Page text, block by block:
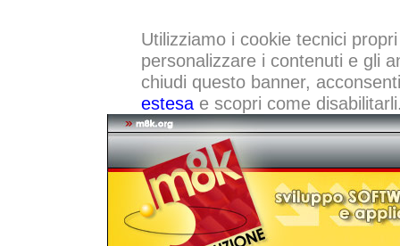
Utilizziamo i cookie tecnici
personalizzare i contenuti e gli
chiudi questo banner,
estesae scopri come